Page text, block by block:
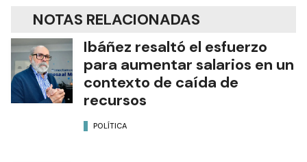
NOTAS RELACIONADAS
Ibáñez resaltó el esfuerzo
para aumentar salarios en un
contexto de caída de
recursos
POLÍTICA